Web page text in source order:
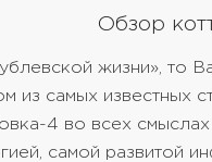
Обзор
жизни», то
самых известных
4 во всех смыслах
самой развитой